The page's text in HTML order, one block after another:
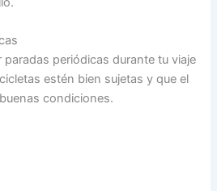
paradas periódicas durante tu viaje
estén bien sujetas y que el
condiciones.